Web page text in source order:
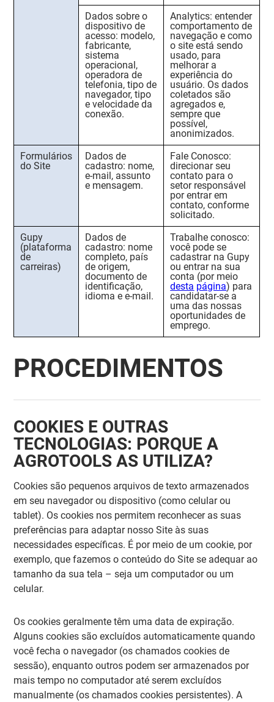
Dados sobre o
dispositivo de
acesso: modelo,
fabricante,
sistema
operacional,
operadora de
telefonia, tipo de
navegador, tipo
e velocidade da
conexão.
Analytics: entender
comportamento de
navegação e como
o site está sendo
usado, para
melhorar a
experiência do
usuário. Os dados
coletados são
agregados e,
sempre que
possível,
anonimizados.
Formulários
do Site
Dados de
cadastro: nome,
e-mail, assunto
e mensagem.
Fale Conosco:
direcionar seu
contato para o
setor responsável
por entrar em
contato, conforme
solicitado.
Gupy
(plataforma
de
carreiras)
Dados de
cadastro: nome
completo, país
de origem,
documento de
identificação,
idioma e e-mail.
Trabalhe conosco:
você pode se
cadastrar na Gupy
ou entrar na sua
conta (por meio
desta página) para
candidatar-se a
uma das nossas
oportunidades de
emprego.
PROCEDIMENTOS
COOKIES E OUTRAS
TECNOLOGIAS: PORQUE A
AGROTOOLS AS UTILIZA?
Cookies são pequenos arquivos de texto armazenados
em seu navegador ou dispositivo (como celular ou
tablet). Os cookies nos permitem reconhecer as suas
preferências para adaptar nosso Site às suas
necessidades específicas. É por meio de um cookie, por
exemplo, que fazemos o conteúdo do Site se adequar ao
tamanho da sua tela – seja um computador ou um
celular.
Os cookies geralmente têm uma data de expiração.
Alguns cookies são excluídos automaticamente quando
você fecha o navegador (os chamados cookies de
sessão), enquanto outros podem ser armazenados por
mais tempo no computador até serem excluídos
manualmente (os chamados cookies persistentes). A